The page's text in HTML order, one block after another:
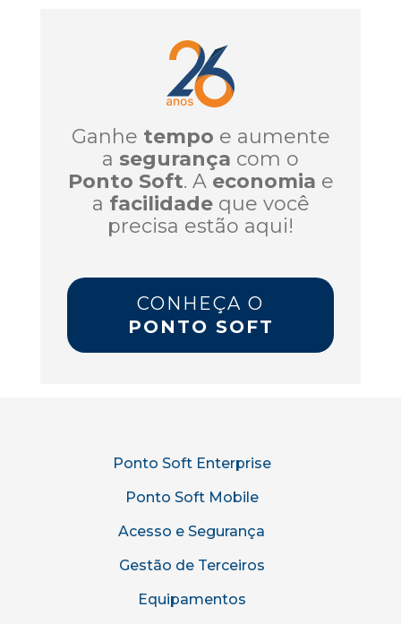
Ganhe tempo e aumente
a segurança com o
Ponto Soft. A economia e
a facilidadeque você
precisa estão aqui!
CONHEÇA O
PONTO SOFT
Ponto Soft Enterprise
Ponto Soft Mobile
Acesso e Segurança
Gestão de Terceiros
Equipamentos